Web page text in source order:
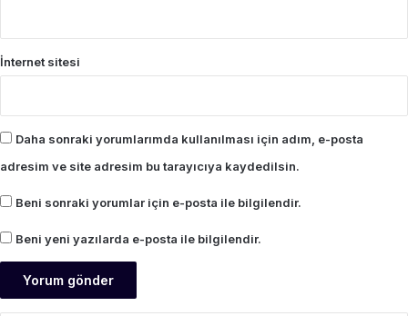
İnternet sitesi
Daha sonraki yorumlarımda kullanılması için adım, e-posta
adresim ve site adresim bu tarayıcıya kaydedilsin.
Beni sonraki yorumlar için e-posta ile bilgilendir.
Beni yeni yazılarda e-posta ile bilgilendir.